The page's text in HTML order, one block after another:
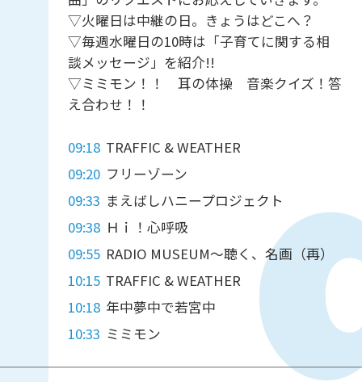
▽火曜日は中継の日。きょうはどこへ？
▽毎週水曜日の10時は「子育てに関する相
談メッセージ」を紹介!!
▽ミミモン！！ 耳の体操 音楽クイズ！答
え合わせ！！
09:18 TRAFFIC & WEATHER
09:20 フリーゾーン
09:33 まえばしハニープロジェクト
09:38 Ｈｉ！心呼吸
09:55 RADIO MUSEUM～聴く、名画（再）
10:15 TRAFFIC & WEATHER
10:18 年中夢中で若宮中
10:33 ミミモン